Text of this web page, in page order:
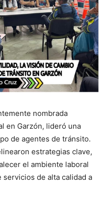
nombrada
en Garzón, lideró una
de agentes de tránsito.
estrategias clave,
el ambiente laboral
de alta calidad a